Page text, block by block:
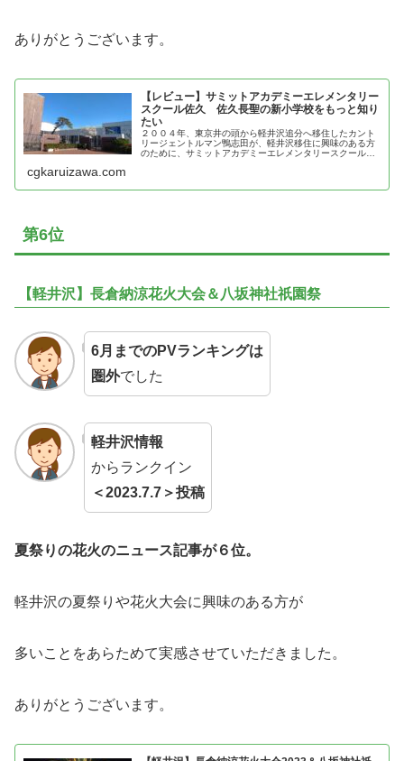
ありがとうございます。
【レビュー】サミットアカデミーエレメンタリー
スクール佐久 佐久長聖の新小学校をもっと知り
たい
２００４年、東京井の頭から軽井沢追分へ移住したカント
リージェントルマン鴨志田が、軽井沢移住に興味のある方
のために、サミットアカデミーエレメンタリースクール佐
cgkaruizawa.com
第6位
【軽井沢】長倉納涼花火大会＆八坂神社祇園祭
6月までのPVランキングは
圏外でした
軽井沢情報
からランクイン
＜2023.7.7＞投稿
夏祭りの花火のニュース記事が６位。
軽井沢の夏祭りや花火大会に興味のある方が
多いことをあらためて実感させていただきました。
ありがとうございます。